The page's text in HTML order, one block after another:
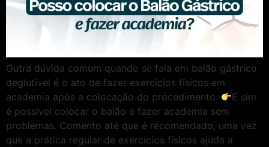
Outra dúvida comum quando se fala em balão gástrico
deglutível é o ato de fazer exercícios físicos em
academia após a colocação do procedimento.
E sim
é possível colocar o balão e fazer academia sem
problemas. Comento até que é recomendado, uma vez
que a prática regular de exercícios físicos ajuda a